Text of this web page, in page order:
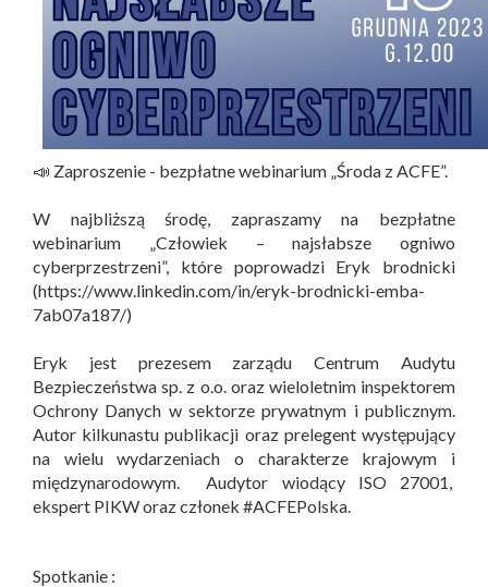
📣 Zaproszenie - bezpłatne webinarium „Środa z ACFE”.
W najbliższą środę, zapraszamy na bezpłatne
webinarium „Człowiek – najsłabsze ogniwo
cyberprzestrzeni”, które poprowadzi Eryk brodnicki
(https://www.linkedin.com/in/eryk-brodnicki-emba-
7ab07a187/)
Eryk jest prezesem zarządu Centrum Audytu
Bezpieczeństwa sp. z o.o. oraz wieloletnim inspektorem
Ochrony Danych w sektorze prywatnym i publicznym.
Autor kilkunastu publikacji oraz prelegent występujący
na wielu wydarzeniach o charakterze krajowym i
międzynarodowym. Audytor wiodący ISO 27001,
ekspert PIKW oraz członek #ACFEPolska.
Spotkanie :